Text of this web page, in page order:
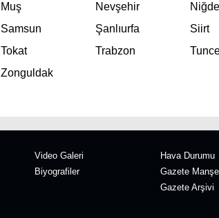
Muş Nevşehir Niğde
Samsun Şanlıurfa Siirt
Tokat Trabzon
Zonguldak
Video Galeri
Biyografiler
Hava Durumu
Gazete
Gazete Arşivi